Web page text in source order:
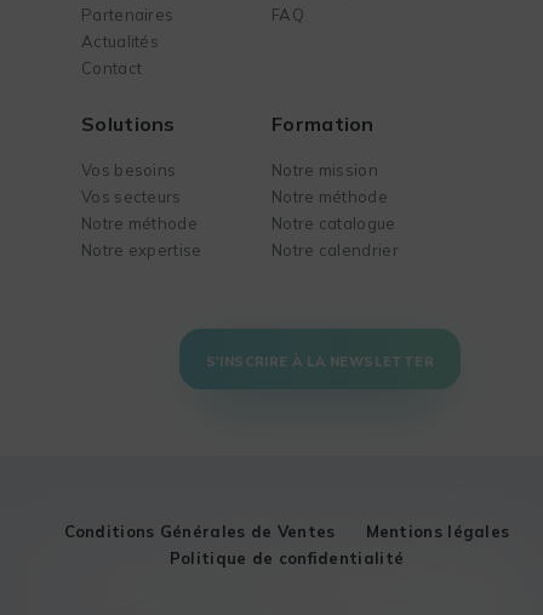
Partenaires
Actualités
Contact
FAQ
Solutions
Vos besoins
Vos secteurs
Notre méthode
Notre expertise
Formation
Notre mission
Notre méthode
Notre catalogue
Notre calendrier
S'INSCRIRE À LA NEWSLETTER
Conditions Générales de Ventes
Mentions légales
Politique de confidentialité